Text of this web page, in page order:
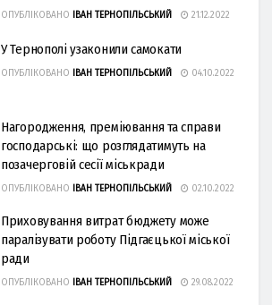
ОПУБЛІКОВАНО ІВАН ТЕРНОПІЛЬСЬКИЙ 21.12.2022
У Тернополі узаконили самокати
ОПУБЛІКОВАНО ІВАН ТЕРНОПІЛЬСЬКИЙ 04.10.2022
Нагородження, преміювання та справи
господарські: що розглядатимуть на
позачерговій сесії міськради
ОПУБЛІКОВАНО ІВАН ТЕРНОПІЛЬСЬКИЙ 02.10.2022
Приховування витрат бюджету може
паралізувати роботу Підгаєцької міської
ради
ОПУБЛІКОВАНО ІВАН ТЕРНОПІЛЬСЬКИЙ 29.08.2022